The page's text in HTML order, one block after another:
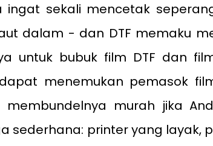
ingat sekali mencetak
dalam - dan DTF memaku
untuk bubuk film DTF dan
menemukan pemasok
murah jika
sederhana: printer yang layak,